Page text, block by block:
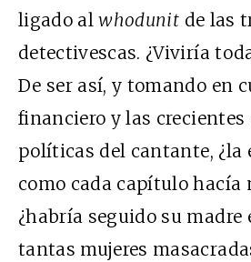
ligado alwhodunit de las
detectivescas. ¿Viviría
De ser así, y tomando en
financiero y las crecientes
políticas del cantante, ¿la
como cada capítulo hacía
¿habría seguido su madre
tantas mujeres